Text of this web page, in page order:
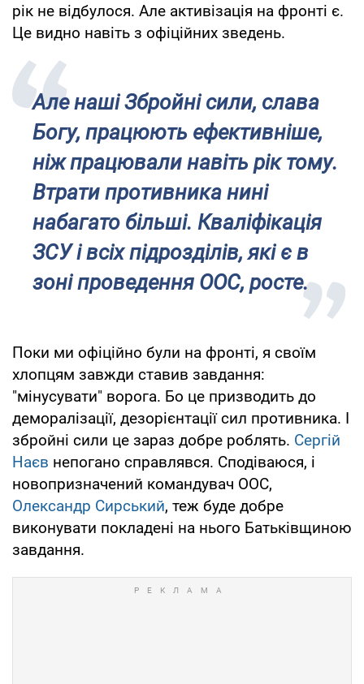
рік не відбулося. Але активізація на фронті є.
Це видно навіть з офіційних зведень.
Але наші Збройні сили, слава
Богу, працюють ефективніше,
ніж працювали навіть рік тому.
Втрати противника нині
набагато більші. Кваліфікація
ЗСУ і всіх підрозділів, які є в
зоні проведення ООС, росте.
Поки ми офіційно були на фронті, я своїм
хлопцям завжди ставив завдання:
"мінусувати" ворога. Бо це призводить до
деморалізації, дезорієнтації сил противника. І
збройні сили це зараз добре роблять. Сергій
Наєв непогано справлявся. Сподіваюся, і
новопризначений командувач ООС,
Олександр Сирський, теж буде добре
виконувати покладені на нього Батьківщиною
завдання.